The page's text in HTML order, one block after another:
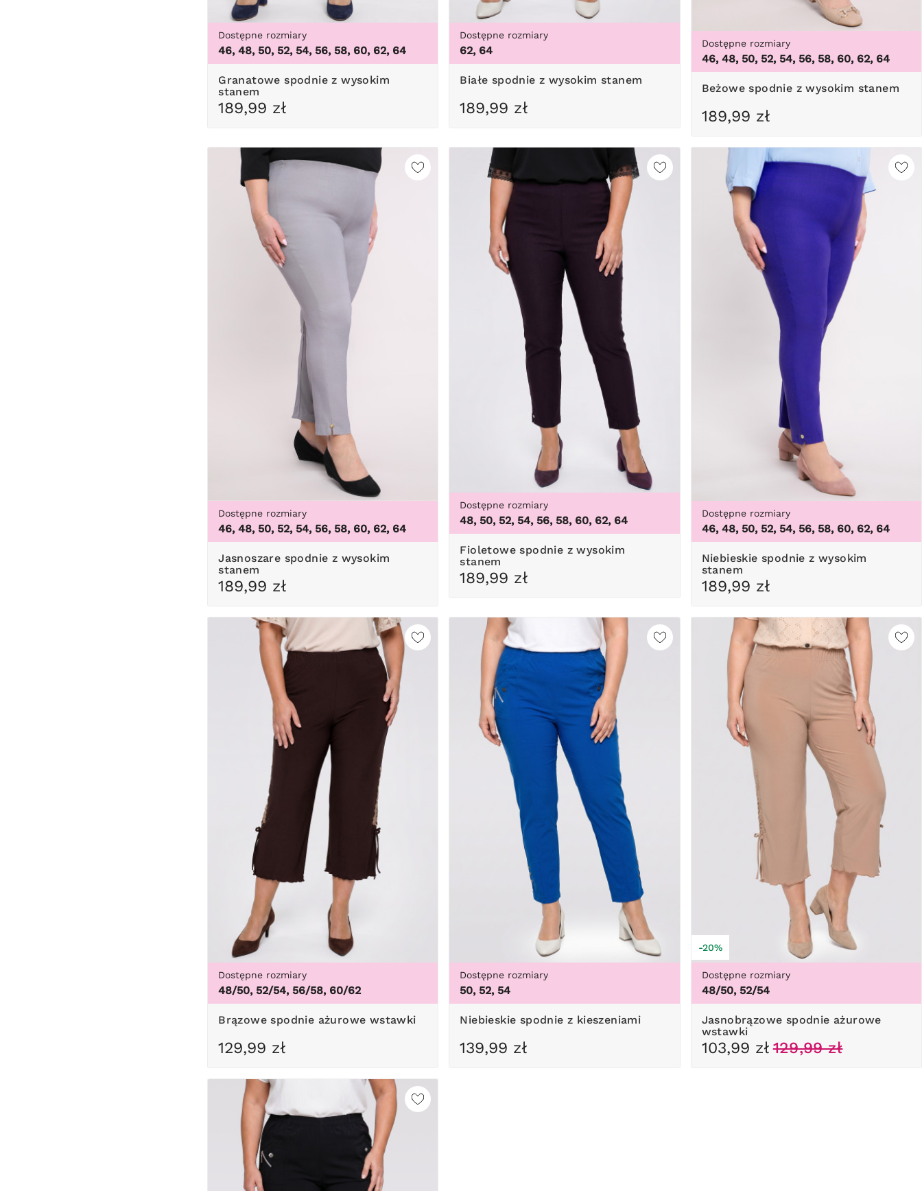
Dostępne rozmiary
46, 48, 50, 52, 54, 56, 58, 60, 62, 64
Granatowe spodnie z wysokim
stanem
189,99 zł
Dostępne rozmiary
62, 64
Białe spodnie z wysokim stanem
189,99 zł
Dostępne rozmiary
46, 48, 50, 52, 54, 56, 58, 60, 62, 64
Beżowe spodnie z wysokim stanem
189,99 zł
Dostępne rozmiary
46, 48, 50, 52, 54, 56, 58, 60, 62, 64
Jasnoszare spodnie z wysokim
stanem
189,99 zł
Dostępne rozmiary
48, 50, 52, 54, 56, 58, 60, 62, 64
Fioletowe spodnie z wysokim
stanem
189,99 zł
Dostępne rozmiary
46, 48, 50, 52, 54, 56, 58, 60, 62, 64
Niebieskie spodnie z wysokim
stanem
189,99 zł
Dostępne rozmiary
48/50, 52/54, 56/58, 60/62
Brązowe spodnie ażurowe wstawki
129,99 zł
Dostępne rozmiary
50, 52, 54
Niebieskie spodnie z kieszeniami
139,99 zł
-20%
Dostępne rozmiary
48/50, 52/54
Jasnobrązowe spodnie ażurowe
wstawki
103,99 zł 129,99 zł